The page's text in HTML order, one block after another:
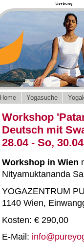
Home Yogasuche
Workshop
Deutsch mit
28.04 - So,
Workshop in Wien
Nityamuktananda
YOGAZENTRUM
1140 Wien,
Kosten: € 290,00
E-Mail: